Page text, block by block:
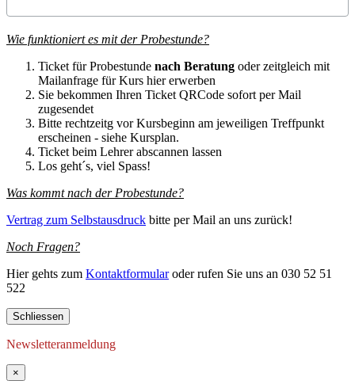
Wie funktioniert es mit der Probestunde?
Ticket für Probestunde nach Beratung oder zeitgleich mit
Mailanfrage für Kurs hier erwerben
Sie bekommen Ihren Ticket QRCode sofort per Mail
zugesendet
Bitte rechtzeitg vor Kursbeginn am jeweiligen Treffpunkt
erscheinen - siehe Kursplan.
Ticket beim Lehrer abscannen lassen
Los geht´s, viel Spass!
Was kommt nach der Probestunde?
Vertrag zum Selbstausdruck bitte per Mail an uns zurück!
Noch Fragen?
Hier gehts zum Kontaktformularoder rufen Sie uns an 030 52 51
522
Schliessen
Newsletteranmeldung
×